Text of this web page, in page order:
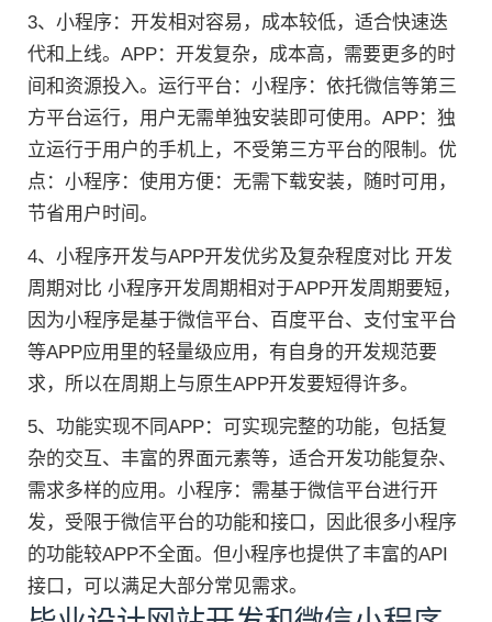
3、小程序：开发相对容易，成本较低，适合快速迭
代和上线。APP：开发复杂，成本高，需要更多的时
间和资源投入。运行平台：小程序：依托微信等第三
方平台运行，用户无需单独安装即可使用。APP：独
立运行于用户的手机上，不受第三方平台的限制。优
点：小程序：使用方便：无需下载安装，随时可用，
节省用户时间。
4、小程序开发与APP开发优劣及复杂程度对比 开发
周期对比 小程序开发周期相对于APP开发周期要短，
因为小程序是基于微信平台、百度平台、支付宝平台
等APP应用里的轻量级应用，有自身的开发规范要
求，所以在周期上与原生APP开发要短得许多。
5、功能实现不同APP：可实现完整的功能，包括复
杂的交互、丰富的界面元素等，适合开发功能复杂、
需求多样的应用。小程序：需基于微信平台进行开
发，受限于微信平台的功能和接口，因此很多小程序
的功能较APP不全面。但小程序也提供了丰富的API
接口，可以满足大部分常见需求。